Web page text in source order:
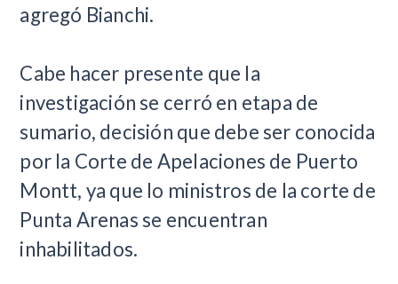
agregó Bianchi.
Cabe hacer presente que la
investigación se cerró en etapa de
sumario, decisión que debe ser conocida
por la Corte de Apelaciones de Puerto
Montt, ya que lo ministros de la corte de
Punta Arenas se encuentran
inhabilitados.